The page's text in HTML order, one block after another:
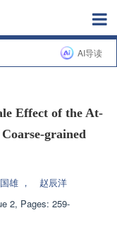
AI导读
Effect of the At-
grained
雄 ，
赵辰洋
2, Pages: 259-